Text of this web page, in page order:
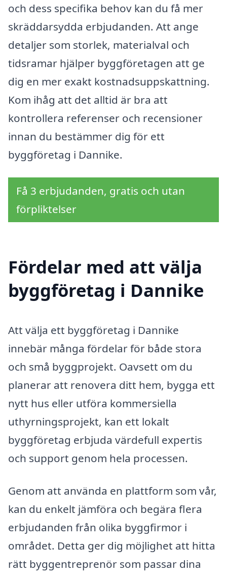
och dess specifika behov kan du få mer
skräddarsydda erbjudanden. Att ange
detaljer som storlek, materialval och
tidsramar hjälper byggföretagen att ge
dig en mer exakt kostnadsuppskattning.
Kom ihåg att det alltid är bra att
kontrollera referenser och recensioner
innan du bestämmer dig för ett
byggföretag i Dannike.
Få 3 erbjudanden, gratis och utan
förpliktelser
Fördelar med att välja
byggföretag i Dannike
Att välja ett byggföretag i Dannike
innebär många fördelar för både stora
och små byggprojekt. Oavsett om du
planerar att renovera ditt hem, bygga ett
nytt hus eller utföra kommersiella
uthyrningsprojekt, kan ett lokalt
byggföretag erbjuda värdefull expertis
och support genom hela processen.
Genom att använda en plattform som vår,
kan du enkelt jämföra och begära flera
erbjudanden från olika byggfirmor i
området. Detta ger dig möjlighet att hitta
rätt byggentreprenör som passar dina